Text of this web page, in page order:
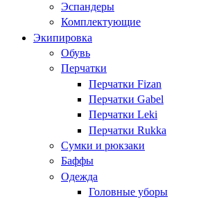
Эспандеры
Комплектующие
Экипировка
Обувь
Перчатки
Перчатки Fizan
Перчатки Gabel
Перчатки Leki
Перчатки Rukka
Сумки и рюкзаки
Баффы
Одежда
Головные уборы